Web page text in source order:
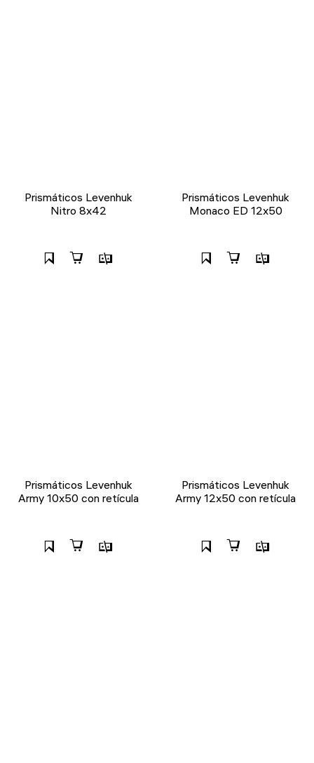
Prismáticos Levenhuk
Nitro 8x42
Prismáticos Levenhuk
Monaco ED 12x50
Prismáticos Levenhuk
Army 10x50 con retícula
Prismáticos Levenhuk
Army 12x50 con retícula